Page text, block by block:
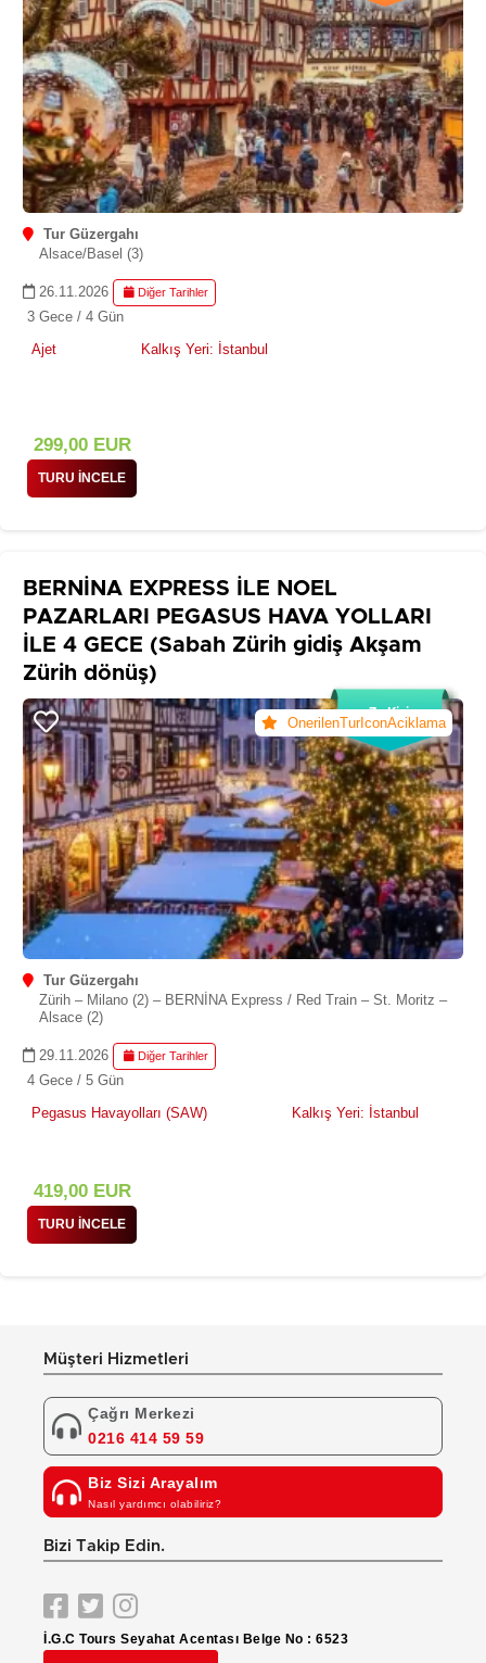
Tur Güzergahı
Alsace/Basel (3)
26.11.2026 Diğer Tarihler
3 Gece / 4 Gün
Ajet
Kalkış Yeri: İstanbul
299,00EUR
TURU İNCELE
BERNİNA EXPRESS İLE NOEL
PAZARLARI PEGASUS HAVA YOLLARI
İLE 4 GECE (Sabah Zürih gidiş Akşam
Zürih dönüş)
OnerilenTurIconAciklama
7+ Kişi
Tur Güzergahı
Zürih – Milano (2) – BERNİNA Express / Red Train – St. Moritz –
Alsace (2)
29.11.2026 Diğer Tarihler
4 Gece / 5 Gün
Pegasus Havayolları (SAW)
Kalkış Yeri: İstanbul
419,00EUR
TURU İNCELE
Müşteri Hizmetleri
Çağrı Merkezi
0216 414 59 59
Biz Sizi Arayalım
Nasıl yardımcı olabiliriz?
Bizi Takip Edin.
İ.G.C Tours Seyahat Acentası Belge No : 6523